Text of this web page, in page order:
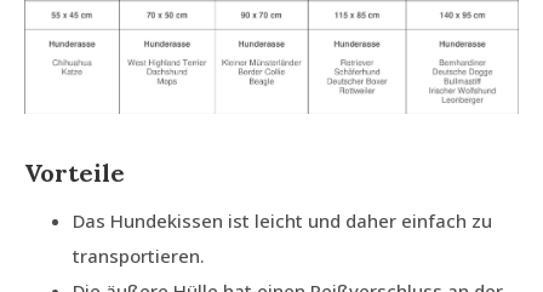
Vorteile
Das Hundekissen ist leicht und daher einfach zu
transportieren.